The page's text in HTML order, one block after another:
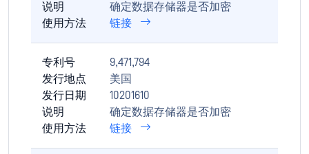
说明
确定数据存储器是否加密
使用方法
链接
专利号
9,471,794
发行地点
美国
发行日期
10201610
说明
确定数据存储器是否加密
使用方法
链接